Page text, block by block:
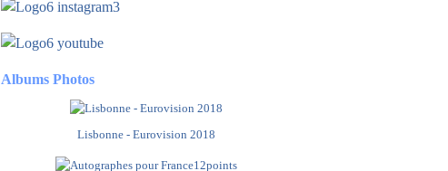
Albums Photos
Lisbonne - Eurovision 2018